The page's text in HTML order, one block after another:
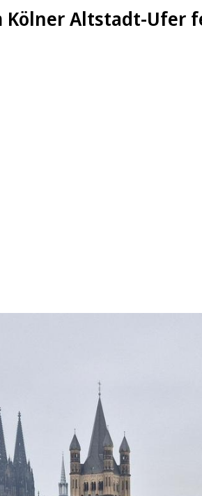
Kölner Altstadt-Ufer